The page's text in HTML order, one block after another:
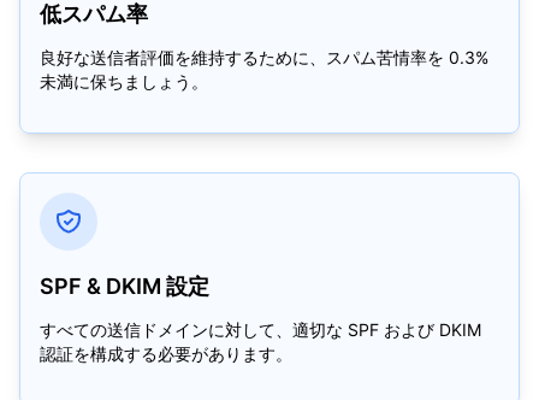
低スパム率
良好な送信者評価を維持するために、スパム苦情率を 0.3%
未満に保ちましょう。
SPF & DKIM 設定
すべての送信ドメインに対して、適切な SPF および DKIM
認証を構成する必要があります。